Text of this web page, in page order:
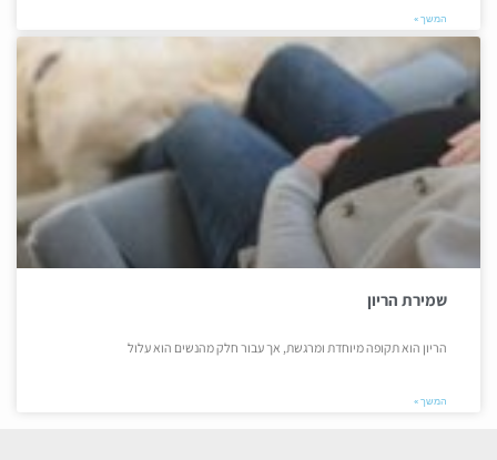
המשך »
שמירת הריון
הריון הוא תקופה מיוחדת ומרגשת, אך עבור חלק מהנשים הוא עלול
המשך »